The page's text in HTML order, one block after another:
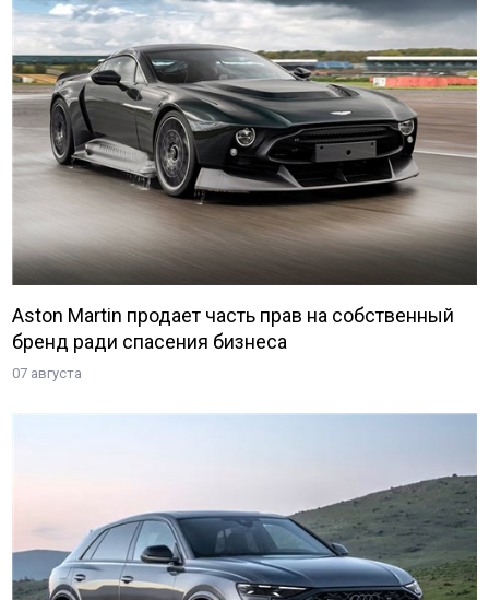
Aston Martin продает часть прав на собственный
бренд ради спасения бизнеса
07 августа